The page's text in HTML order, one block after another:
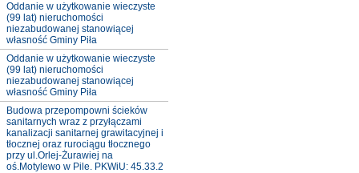
Oddanie w użytkowanie wieczyste
(99 lat) nieruchomości
niezabudowanej stanowiącej
własność Gminy Piła
Oddanie w użytkowanie wieczyste
(99 lat) nieruchomości
niezabudowanej stanowiącej
własność Gminy Piła
Budowa przepompowni ścieków
sanitarnych wraz z przyłączami
kanalizacji sanitarnej grawitacyjnej i
tłocznej oraz rurociągu tłocznego
przy ul.Orlej-Żurawiej na
oś.Motylewo w Pile. PKWiU: 45.33.2